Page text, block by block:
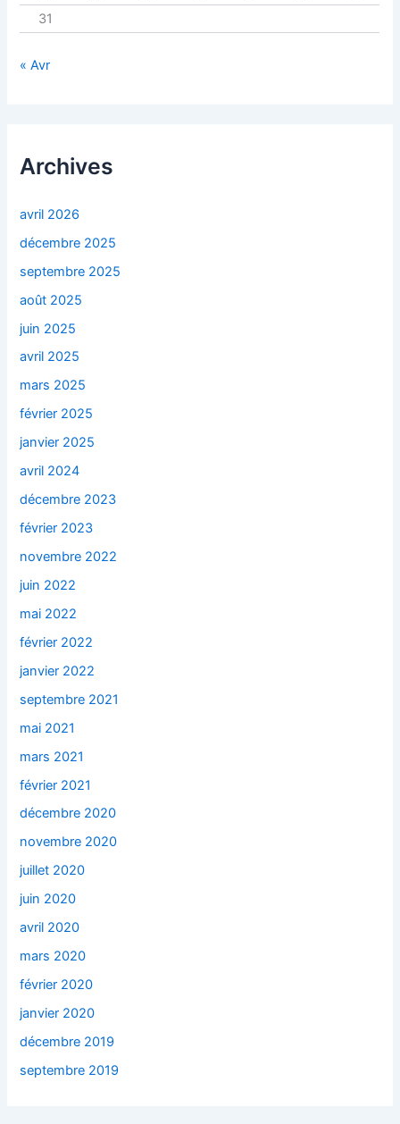
31
« Avr
Archives
avril 2026
décembre 2025
septembre 2025
août 2025
juin 2025
avril 2025
mars 2025
février 2025
janvier 2025
avril 2024
décembre 2023
février 2023
novembre 2022
juin 2022
mai 2022
février 2022
janvier 2022
septembre 2021
mai 2021
mars 2021
février 2021
décembre 2020
novembre 2020
juillet 2020
juin 2020
avril 2020
mars 2020
février 2020
janvier 2020
décembre 2019
septembre 2019